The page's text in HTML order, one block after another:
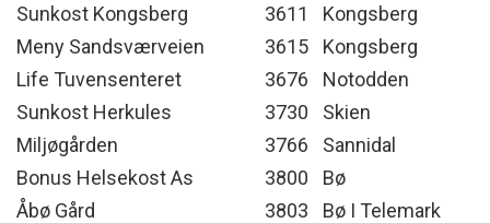
Sunkost Kongsberg
3611
Kongsberg
Meny Sandsværveien
3615
Kongsberg
Life Tuvensenteret
3676
Notodden
Sunkost Herkules
3730
Skien
Miljøgården
3766
Sannidal
Bonus Helsekost As
3800
Bø
Åbø Gård
3803
Bø I Telemark